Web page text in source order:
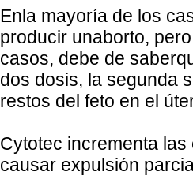
Enla mayoría de los
producir unaborto,
casos, debe de
dos dosis, la segunda
restos del feto en el
Cytotec incrementa
causar expulsión